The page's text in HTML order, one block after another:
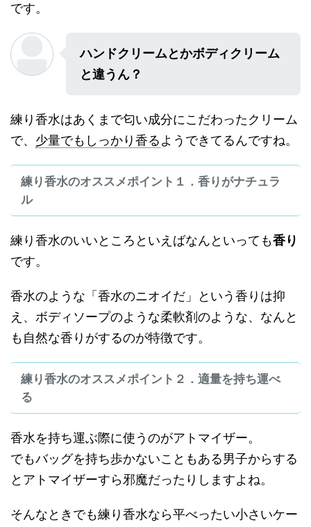
です。
ハンドクリームとかボディクリーム
と違うん？
練り香水はあくまで匂い成分にこだわったクリーム
で、 少量でもしっかり香るようできてるんですね。
練り香水のオススメポイント１．香りがナチュラ
ル
練り香水のいいところといえばなんといっても香り
です。
香水のような「香水のニオイだ」という香りは抑
え、ボディソープのような柔軟剤のような、なんと
も自然な香りがするのが特徴です。
練り香水のオススメポイント２．適量を持ち運べ
る
香水を持ち運ぶ際に使うのがアトマイザー。
でもバッグを持ち歩かないこともある男子からする
とアトマイザーすら邪魔だったりしますよね。
そんなときでも練り香水なら平べったい小さいケー